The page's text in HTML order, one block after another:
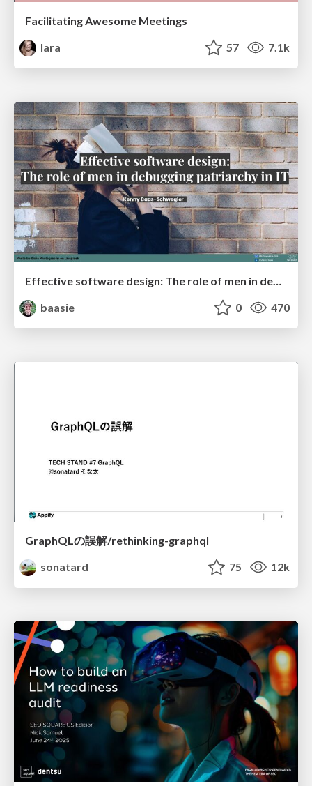
Facilitating Awesome Meetings
lara
57 7.1k
Effective software design: The role of men in debugging patriarchy in IT @ Voxxed Days AMS
baasie
0 470
GraphQLの誤解/rethinking-graphql
sonatard
75 12k